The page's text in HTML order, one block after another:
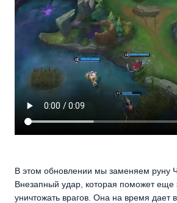
В этом обновлении мы заменяем руну
Внезапный удар, которая поможет
уничтожать врагов. Она на время дает